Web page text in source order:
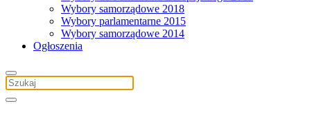
Wybory samorządowe 2018
Wybory parlamentarne 2015
Wybory samorządowe 2014
Ogłoszenia